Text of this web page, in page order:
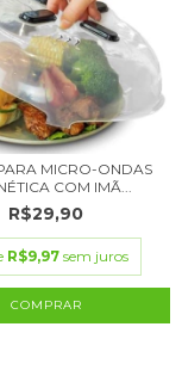
MICRO-ONDAS
COM IMÃ...
R$29,90
R$9,97 sem juros